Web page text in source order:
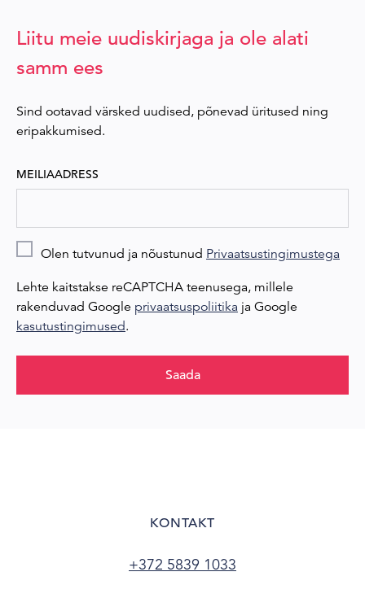
Liitu meie uudiskirjaga ja ole alati
samm ees
Sind ootavad värsked uudised, põnevad üritused ning
eripakkumised.
MEILIAADRESS
Olen tutvunud ja nõustunud Privaatsustingimustega
Lehte kaitstakse reCAPTCHA teenusega, millele
rakenduvad Google privaatsuspoliitika ja Google
kasutustingimused.
Saada
KONTAKT
+372 5839 1033